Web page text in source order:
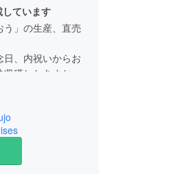
ています
」の生産、直売
、内祝いからお
穫したあまおう
国配送していま
追求するため
消費者ニーズに
術を伝え、農業
いける農家を目